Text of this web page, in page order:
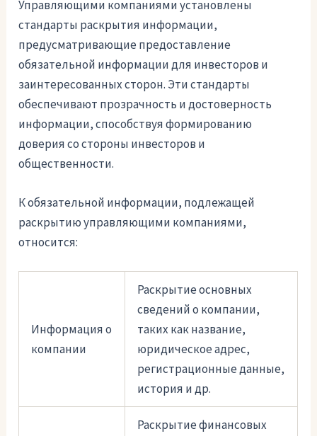
Управляющими компаниями установлены
стандарты раскрытия информации,
предусматривающие предоставление
обязательной информации для инвесторов и
заинтересованных сторон. Эти стандарты
обеспечивают прозрачность и достоверность
информации, способствуя формированию
доверия со стороны инвесторов и
общественности.
К обязательной информации, подлежащей
раскрытию управляющими компаниями,
относится:
Информация о
компании
Раскрытие основных
сведений о компании,
таких как название,
юридическое адрес,
регистрационные данные,
история и др.
Раскрытие финансовых